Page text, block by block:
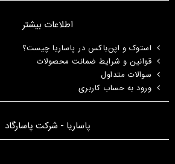
اطلاعات بیشتر
استوک و اپن‌باکس در پاساریا چیست؟
قوانین و شرایط ضمانت محصولات
سوالات متداول
ورود به حساب کاربری
پاساریا - شرکت پاسارگاد